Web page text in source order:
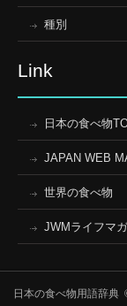
種別
Link
日本の食べ物
JAPAN WEB
世界の食べ物
JWMライフマ
日本の食べ物用語辞